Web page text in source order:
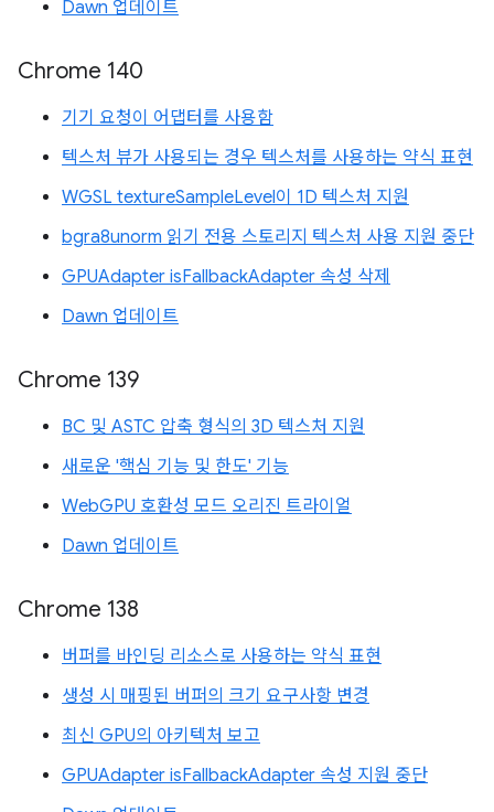
Dawn 업데이트
Chrome 140
기기 요청이 어댑터를 사용함
텍스처 뷰가 사용되는 경우 텍스처를 사용하는 약식 표현
WGSL textureSampleLevel이 1D 텍스처 지원
bgra8unorm 읽기 전용 스토리지 텍스처 사용 지원 중단
GPUAdapter isFallbackAdapter 속성 삭제
Dawn 업데이트
Chrome 139
BC 및 ASTC 압축 형식의 3D 텍스처 지원
새로운 '핵심 기능 및 한도' 기능
WebGPU 호환성 모드 오리진 트라이얼
Dawn 업데이트
Chrome 138
버퍼를 바인딩 리소스로 사용하는 약식 표현
생성 시 매핑된 버퍼의 크기 요구사항 변경
최신 GPU의 아키텍처 보고
GPUAdapter isFallbackAdapter 속성 지원 중단